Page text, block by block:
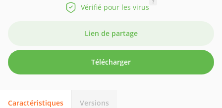
Vérifié pour les virus
?
Lien de partage
Télécharger
Caractéristiques Versions